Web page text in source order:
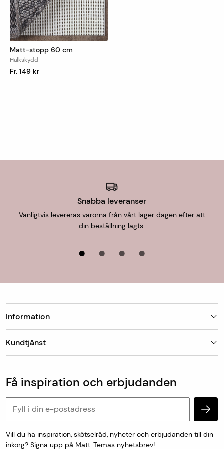
För uthämtning i butik är leveranstiden 1-7 dagar.
Matt-stopp 60 cm
Halkskydd
Fr. 149 kr
Snabba leveranser
Vanligtvis levereras varorna från vårt lager dagen efter att
din beställning lagts.
Information
Om Matt-Tema
Vanliga frågor
Kundtjänst
Köp & leveransvillkor
Retur & reklamation
Personuppgifter och cookies
Få inspiration och erbjudanden
Vill du ha inspiration, skötselråd, nyheter och erbjudanden till din
inkorg? Signa upp på Matt-Temas nyhetsbrev!